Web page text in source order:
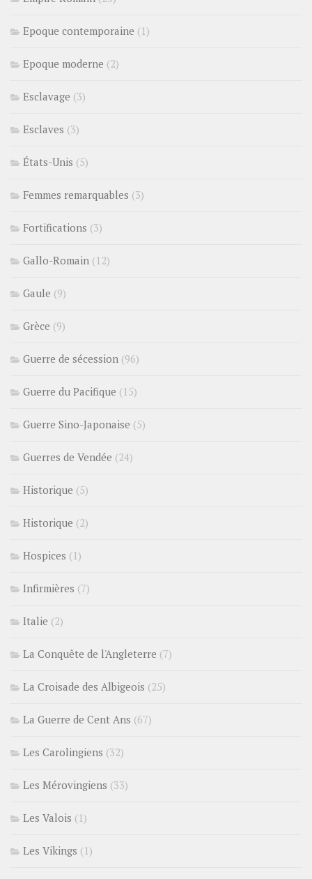
Epoque contemporaine (1)
Epoque moderne (2)
Esclavage (3)
Esclaves (3)
États-Unis (5)
Femmes remarquables (3)
Fortifications (3)
Gallo-Romain (12)
Gaule (9)
Grèce (9)
Guerre de sécession (96)
Guerre du Pacifique (15)
Guerre Sino-Japonaise (5)
Guerres de Vendée (24)
Historique (5)
Historique (2)
Hospices (1)
Infirmières (7)
Italie (2)
La Conquête de l'Angleterre (7)
La Croisade des Albigeois (25)
La Guerre de Cent Ans (67)
Les Carolingiens (32)
Les Mérovingiens (33)
Les Valois (1)
Les Vikings (1)